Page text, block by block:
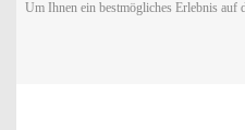
Um Ihnen ein bestmögliches Erlebnis auf